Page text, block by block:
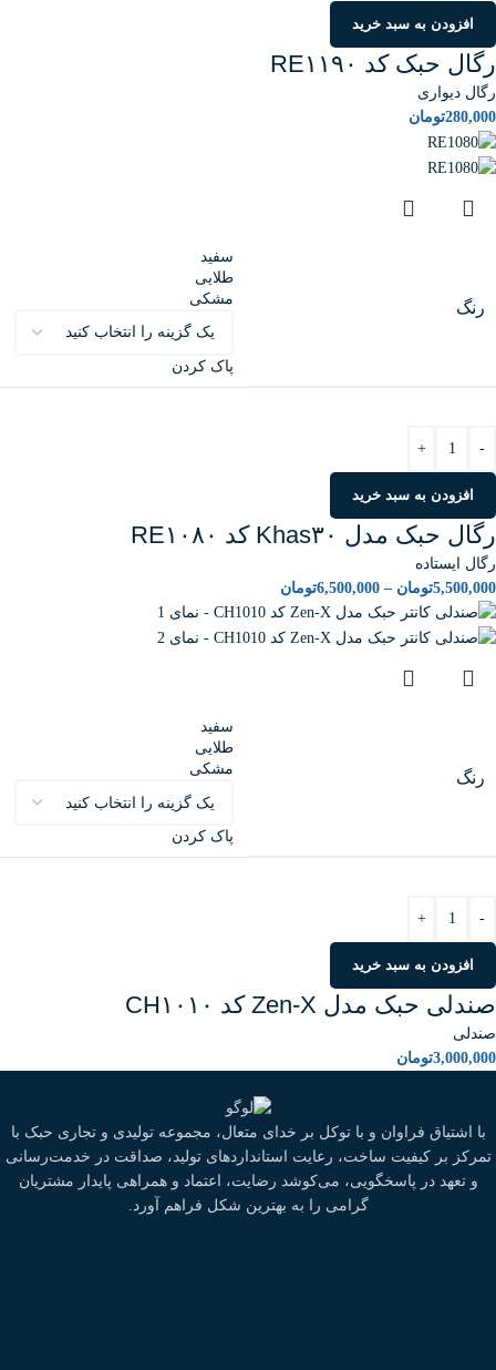
افزودن به سبد خرید
رگال حبک کد RE۱۱۹۰
رگال دیواری
280,000تومان
رنگ
سفید
طلایی
مشکی
پاک کردن
-
+
افزودن به سبد خرید
رگال حبک مدل Khas۳۰ کد RE۱۰۸۰
رگال ایستاده
5,500,000تومان –
6,500,000تومان
رنگ
سفید
طلایی
مشکی
پاک کردن
-
+
افزودن به سبد خرید
صندلی حبک مدل Zen-X کد CH۱۰۱۰
صندلی
3,000,000تومان
با اشتیاق فراوان و با توکل بر خدای متعال، مجموعه تولیدی و تجاری حبک با
تمرکز بر کیفیت ساخت، رعایت استانداردهای تولید، صداقت در خدمت‌رسانی
و تعهد در پاسخگویی، می‌کوشد رضایت، اعتماد و همراهی پایدار مشتریان
گرامی را به بهترین شکل فراهم آورد.